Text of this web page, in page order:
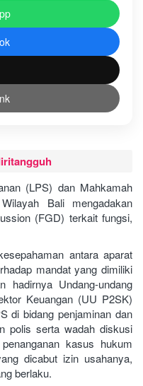
(LPS) dan Mahkamah
Bali mengadakan
(FGD) terkait fungsi,
antara aparat
mandat yang dimiliki
hadirnya Undang-undang
Keuangan (UU P2SK)
di bidang penjaminan dan
polis serta wadah diskusi
kasus hukum
dicabut izin usahanya,
berlaku.